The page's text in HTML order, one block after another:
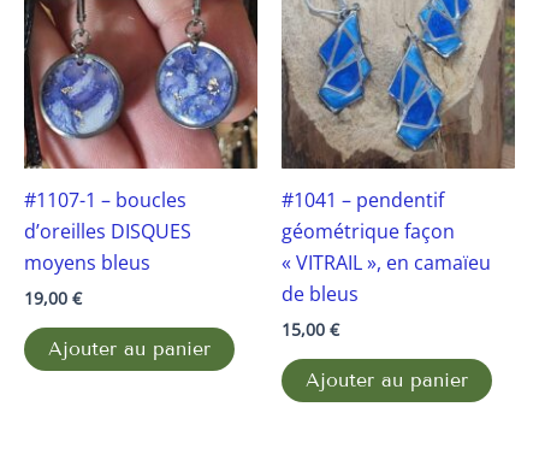
#1107-1 – boucles
d’oreilles DISQUES
moyens bleus
19,00 €
Ajouter au panier
#1041 – pendentif
géométrique façon
« VITRAIL », en camaïeu
de bleus
15,00 €
Ajouter au panier